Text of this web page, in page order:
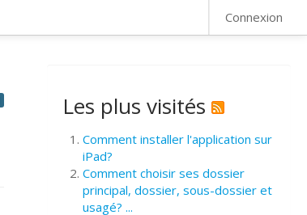
Connexion
Les plus visités
Comment installer l'application sur
iPad?
Comment choisir ses dossier
principal, dossier, sous-dossier et
usagé? ...